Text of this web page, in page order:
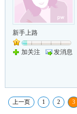
新手上路
加关注 发消息
上一页 1 2 3